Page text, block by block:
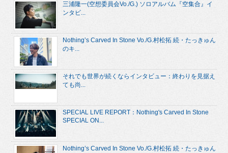
三浦隆一(空想委員会Vo./G.) ソロアルバム『空集合』イ
ンタビ...
Nothing’s Carved In Stone Vo./G.村松拓 続・たっきゅん
のキ...
それでも世界が続くならインタビュー：終わりを見据え
ても尚...
SPECIAL LIVE REPORT：Nothing's Carved In Stone
SPECIAL ON...
Nothing’s Carved In Stone Vo./G.村松拓 続・たっきゅん